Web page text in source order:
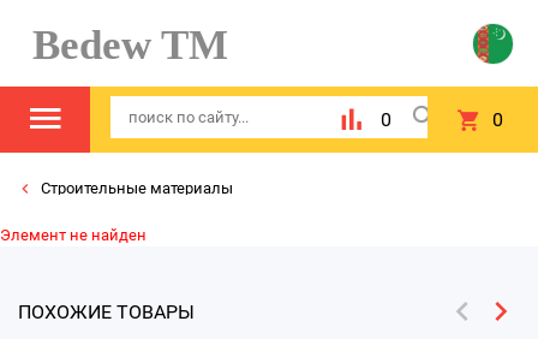
Bedew TM
0 0
Строительные материалы
Элемент не найден
ПОХОЖИЕ ТОВАРЫ